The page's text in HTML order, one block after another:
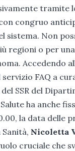
tramite
congruo
sistema. Non
regioni o per
Accedendo
FAQ a
SSR del
ha anche
la data delle
Sanità, Nicoletta
cruciale che